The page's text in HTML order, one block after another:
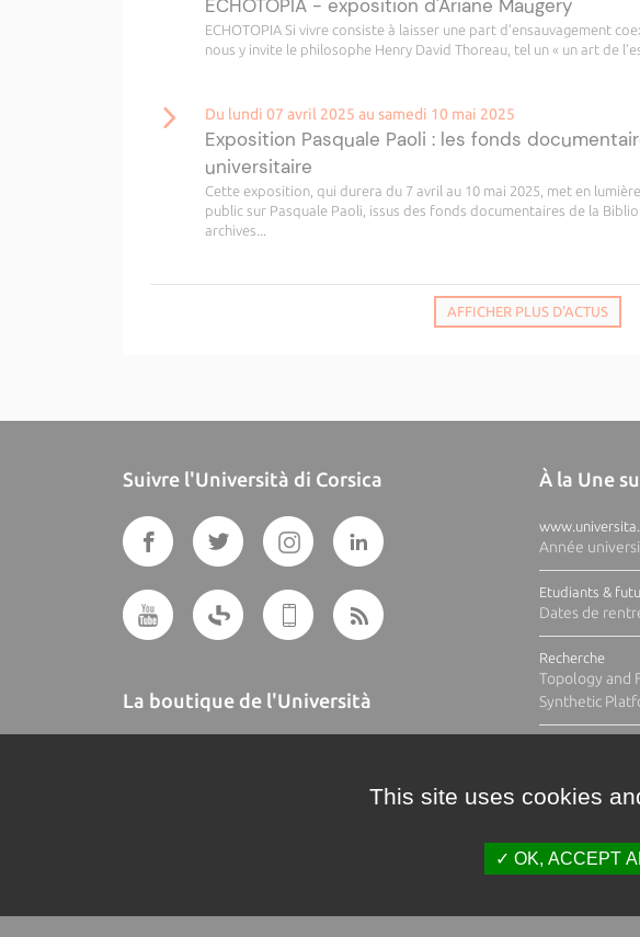
ECHOTOPIA - exposition d'Ariane Maugery
ECHOTOPIA Si vivre consiste à laisser une part d’ensauvagement
nous y invite le philosophe Henry David Thoreau, tel un « un art de
Du lundi 07 avril 2025 au samedi 10 mai 2025
Exposition Pasquale Paoli : les fonds
universitaire
Cette exposition, qui durera du 7 avril au 10 mai 2025, met en
public sur Pasquale Paoli, issus des fonds documentaires de la
archives...
AFFICHER PLUS D'ACTUS
Suivre l'Università di Corsica
La boutique de l'Università
À la Une
Année
Etudiants &
Dates de
Recherche
Topology and
Synthetic
This site uses cookies
OK, ACCEPT